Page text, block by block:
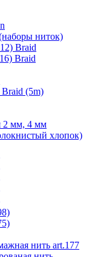
ниток)
Braid
Braid
(5m)
2 мм, 4 мм
хлопок)
нить art.177